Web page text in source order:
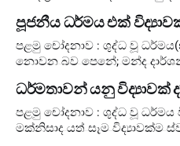
පූජනීය ධර්මය එක්
පළමු චෝදනාව : ශුද්ධ වූ
නොවන බව පෙනේ; මන්ද
ධර්මතාවන් යනු විද්‍යාවක්
පළමු චෝදනාව : ශුද්ධ වූ
මක්නිසාද යත් සෑම විද්‍යාවක්ම